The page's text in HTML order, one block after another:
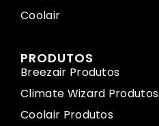
Coolair
PRODUTOS
Breezair Produtos
Climate Wizard Produtos
Coolair Produtos